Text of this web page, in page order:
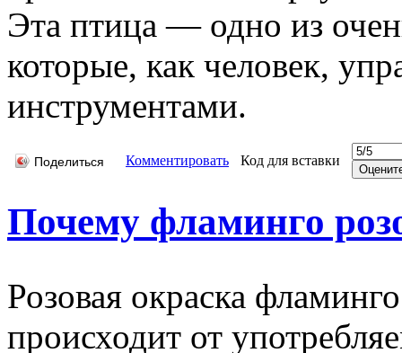
Эта птица — одно из
которые, как человек,
инструментами.
Поделиться Комментировать Код для вставки
Почему фламинго
Розовая окраска
происходит от